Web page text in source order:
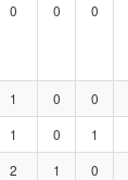
0 0 0
1 0 0
1 0 1
2 1 0